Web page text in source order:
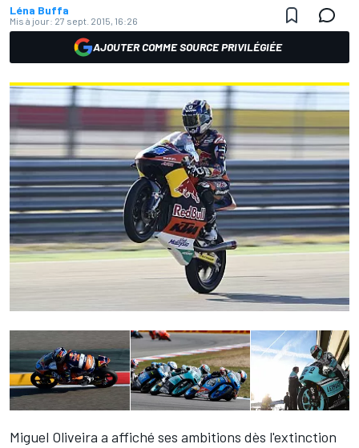
Léna Buffa
Mis à jour: 27 sept. 2015, 16:26
AJOUTER COMME SOURCE PRIVILÉGIÉE
Miguel Oliveira a affiché ses ambitions dès l'extinction